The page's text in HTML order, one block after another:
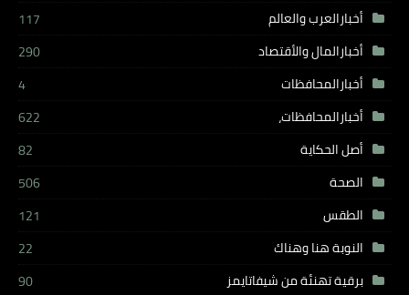
أخبارالعرب والعالم
117
أخبارالمال والأقتصاد
290
أخبارالمحافظات
4
أخبارالمحافظات،
622
أصل الحكاية
82
الصحة
506
الطقس
121
النوبة هنا وهناك
22
برقية تهنئة من شيفاتايمز
90